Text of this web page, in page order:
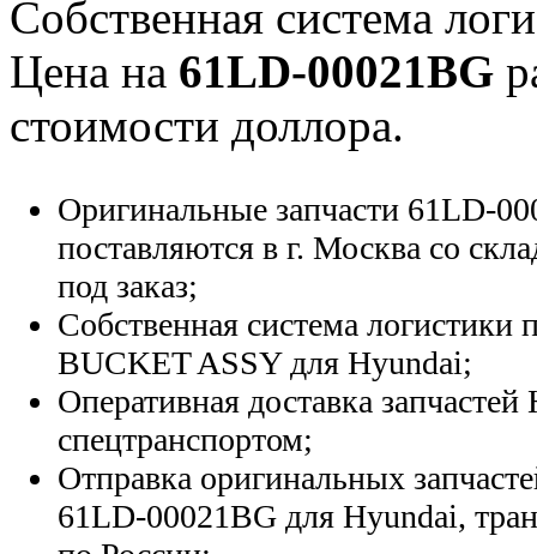
Собственная система
Цена на 61LD-00021BG
стоимости доллора.
Оригинальные запчасти 61LD-
поставляются в г. Москва со
под заказ;
Собственная система логистики
BUCKET ASSY для Hyundai;
Оперативная доставка
спецтранспортом;
Отправка оригинальных
61LD-00021BG для Hyundai,